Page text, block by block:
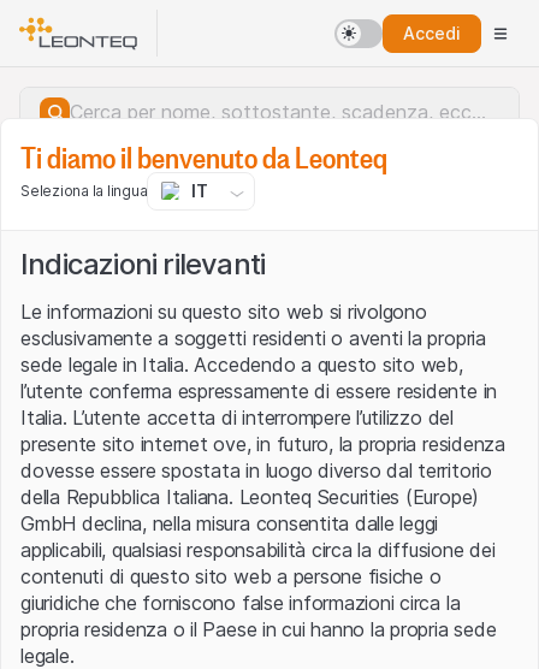
Accedi
Errore del server.
Ti diamo il benvenuto da Leonteq
Seleziona la lingua IT
Indicazioni rilevanti
Le informazioni su questo sito web si rivolgono
esclusivamente a soggetti residenti o aventi la propria
sede legale in Italia. Accedendo a questo sito web,
l’utente conferma espressamente di essere residente in
Italia. L’utente accetta di interrompere l’utilizzo del
presente sito internet ove, in futuro, la propria residenza
dovesse essere spostata in luogo diverso dal territorio
della Repubblica Italiana. Leonteq Securities (Europe)
GmbH declina, nella misura consentita dalle leggi
applicabili, qualsiasi responsabilità circa la diffusione dei
contenuti di questo sito web a persone fisiche o
giuridiche che forniscono false informazioni circa la
propria residenza o il Paese in cui hanno la propria sede
legale.